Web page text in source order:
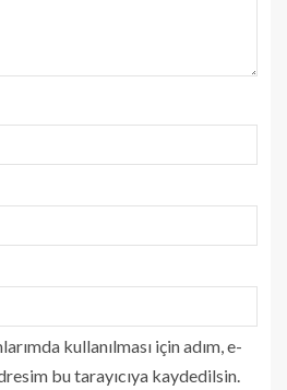
kullanılması için adım, e-
bu tarayıcıya kaydedilsin.